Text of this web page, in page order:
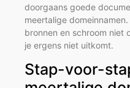
doorgaans goede
meertalige
bronnen en schroom niet
je ergens niet uitkomt.
Stap-voor-